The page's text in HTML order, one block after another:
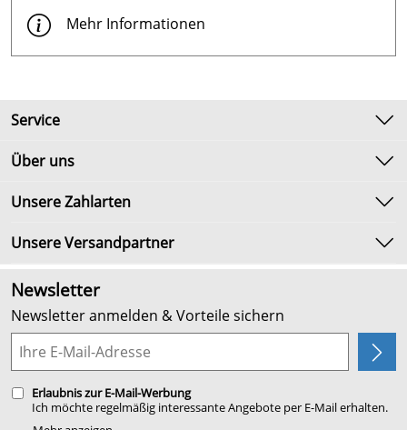
Mehr Informationen
Service
Kontakt
Umtausch & Rückgabe
Lieferbedingungen
Über uns
Unsere Bestseller
Neu
Angebote
Kundenbewertungen (2.654)
4,9/5*****
Planung
Unsere Zahlarten
Unsere Versandpartner
Newsletter
Newsletter anmelden & Vorteile sichern
Erlaubnis zur E-Mail-Werbung
Ich möchte regelmäßig interessante Angebote per E-Mail erhalten.